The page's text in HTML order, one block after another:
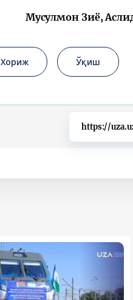
Мусулмон Зиё,
Хориж Ўқиш
https://